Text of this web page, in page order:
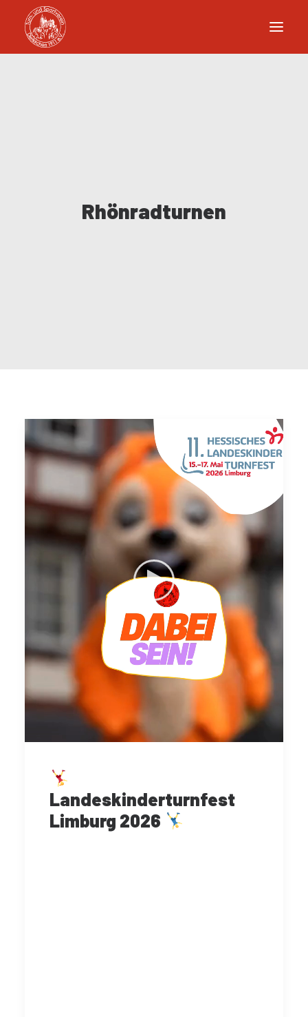
Rhönradturnen
Landeskinderturnfest
Limburg 2026